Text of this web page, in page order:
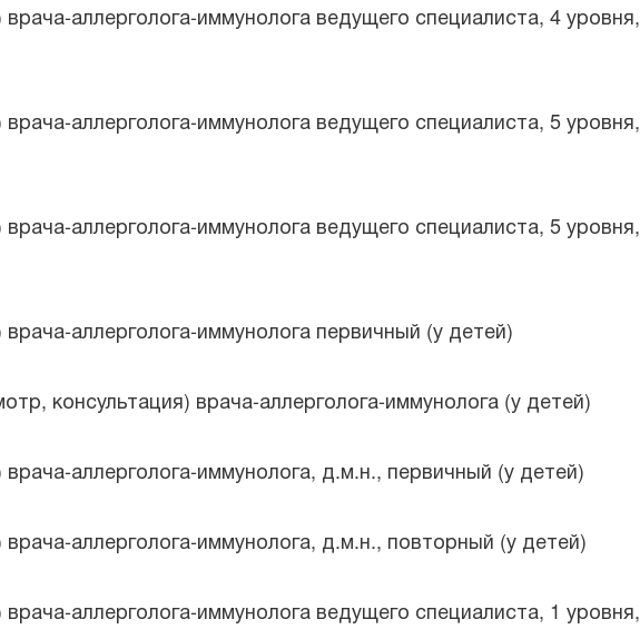
аллерголога-иммунолога ведущего специалиста, 4 уровня,
аллерголога-иммунолога ведущего специалиста, 5 уровня,
аллерголога-иммунолога ведущего специалиста, 5 уровня,
аллерголога-иммунолога первичный (у детей)
консультация) врача-аллерголога-иммунолога (у детей)
аллерголога-иммунолога, д.м.н., первичный (у детей)
аллерголога-иммунолога, д.м.н., повторный (у детей)
аллерголога-иммунолога ведущего специалиста, 1 уровня,